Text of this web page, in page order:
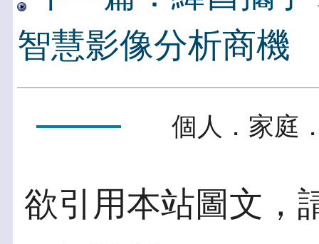
智慧影像分析商機
個人．家庭
欲引用本站圖文，